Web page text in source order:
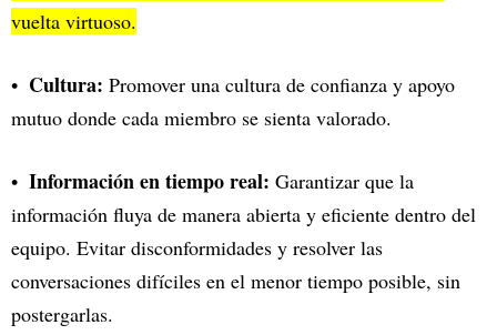
vuelta virtuoso.
Cultura: Promover una cultura de confianza y apoyo
mutuo donde cada miembro se sienta valorado.
Información en tiempo real: Garantizar que la
información fluya de manera abierta y eficiente dentro del
equipo. Evitar disconformidades y resolver las
conversaciones difíciles en el menor tiempo posible, sin
postergarlas.